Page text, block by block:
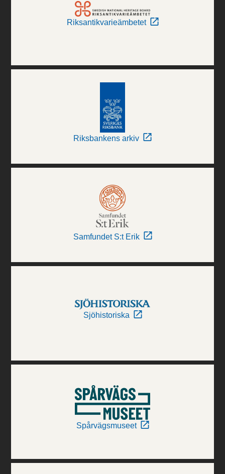
Riksantikvarieämbetet
Riksbankens arkiv
Samfundet S:t Erik
Sjöhistoriska
Spårvägsmuseet